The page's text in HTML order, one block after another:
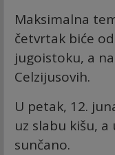
Maksimalna
četvrtak biće
jugoistoku, a
Celzijusovih.
U petak, 12.
uz slabu kišu,
sunčano.